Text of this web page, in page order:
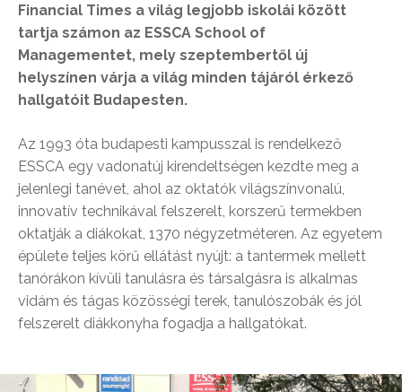
Financial Times a világ legjobb iskolái között
tartja számon az ESSCA School of
Managementet, mely szeptembertől új
helyszínen várja a világ minden tájáról érkező
hallgatóit Budapesten.
Az 1993 óta budapesti kampusszal is rendelkező
ESSCA egy vadonatúj kirendeltségen kezdte meg a
jelenlegi tanévet, ahol az oktatók világszínvonalú,
innovatív technikával felszerelt, korszerű termekben
oktatják a diákokat, 1370 négyzetméteren. Az egyetem
épülete teljes körű ellátást nyújt: a tantermek mellett
tanórákon kívüli tanulásra és társalgásra is alkalmas
vidám és tágas közösségi terek, tanulószobák és jól
felszerelt diákkonyha fogadja a hallgatókat.